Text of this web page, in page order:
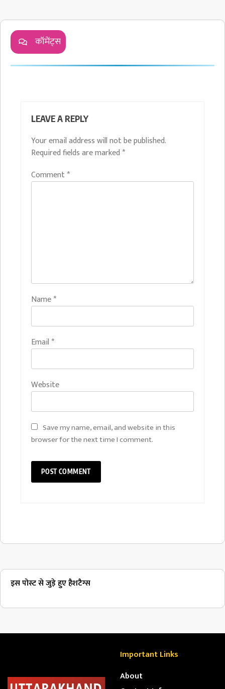
कॉमेंट्स
LEAVE A REPLY
Your email address will not be published.
Required fields are marked *
Comment*
Name*
Email *
Website
Save my name, email, and website in this
browser for the next time I comment.
इस पोस्ट से जुड़े हुए हैशटैग्स
Important Links
About